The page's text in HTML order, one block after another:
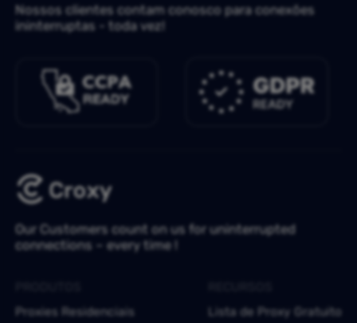
Nossos clientes contam conosco para conexões
ininterruptas - toda vez!
Our Customers count on us for uninterrupted
connections – every time !
Proxies Residenciais
Lista de Proxy Gratuito